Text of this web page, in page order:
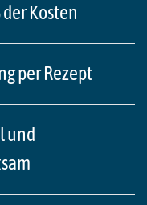
Kosten
per Rezept
und